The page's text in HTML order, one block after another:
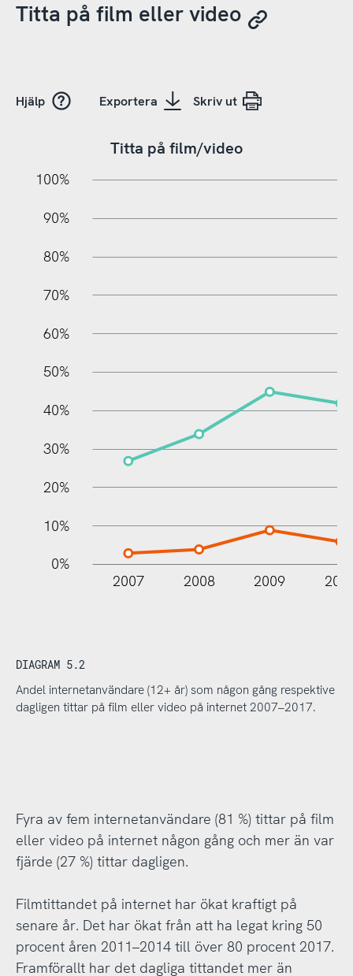
Titta på film eller video
Hjälp Exportera Skriv ut
Titta på film/video
10%
100%
90%
80%
70%
60%
50%
40%
30%
20%
10%
0%
2007 2008 2009
DIAGRAM 5.2
Andel internetanvändare (12+ år) som någon gång respektive
dagligen tittar på film eller video på internet 2007–2017.
Fyra av fem internetanvändare (81 %) tittar på film
eller video på internet någon gång och mer än var
fjärde (27 %) tittar dagligen.
Filmtittandet på internet har ökat kraftigt på
senare år. Det har ökat från att ha legat kring 50
procent åren 2011–2014 till över 80 procent 2017.
Framförallt har det dagliga tittandet mer än